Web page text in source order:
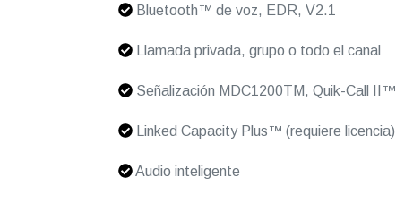
Bluetooth™ de voz, EDR, V2.1
Llamada privada, grupo o todo el canal
Señalización MDC1200TM, Quik-Call II™
Linked Capacity Plus™ (requiere licencia)
Audio inteligente